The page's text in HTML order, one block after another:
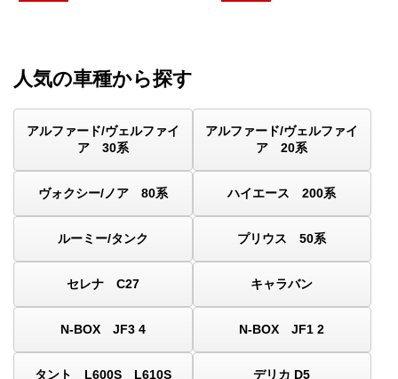
人気の車種から探す
アルファード/ヴェルファイ
ア 30系
アルファード/ヴェルファイ
ア 20系
ヴォクシー/ノア 80系 ハイエース 200系
ルーミー/タンク プリウス 50系
セレナ C27 キャラバン
N-BOX JF3 4 N-BOX JF1 2
タント L600S L610S デリカ D5